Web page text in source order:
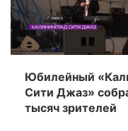
Юбилейный
Сити Джаз»
тысяч зрителей